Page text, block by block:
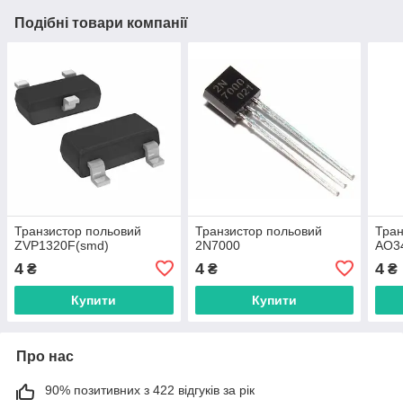
Подібні товари компанії
Транзистор польовий
ZVP1320F(smd)
4 ₴
Купити
Транзистор польовий
2N7000
4₴
Купити
4 ₴
Про нас
90% позитивних з 422 відгуків за рік